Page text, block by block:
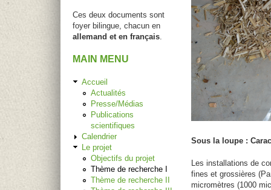
Sous la loupe :
Les installations de
fines et grossières
micromètres (1000
Ces deux documents sont
foyer bilingue, chacun en
allemand et en français
MAIN MENU
Accueil
Actualités
Presse/Médias
Publications
scientifiques
Calendrier
Le projet
Objectifs du projet
Thème de recherche I
Thème de recherche II